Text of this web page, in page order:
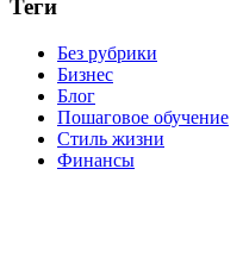
Теги
Без рубрики
Бизнес
Блог
Пошаговое обучение
Стиль жизни
Финансы